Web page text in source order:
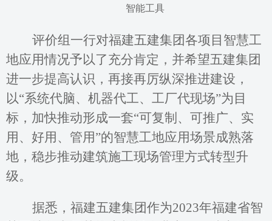
智能工具
评价组一行对福建五建集团各项目智慧工
地应用情况予以了充分肯定，并希望五建集团
进一步提高认识，再接再厉纵深推进建设，
以“系统代脑、机器代工、工厂代现场”为目
标，加快推动形成一套“可复制、可推广、实
用、好用、管用”的智慧工地应用场景成熟落
地，稳步推动建筑施工现场管理方式转型升
级。
据悉，福建五建集团作为2023年福建省智